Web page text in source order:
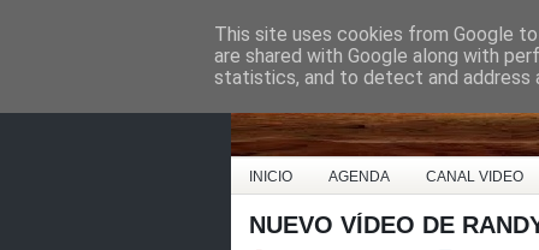
Country Music
INICIO AGENDA CANAL VIDEO
NUEVO VÍDEO DE
This site uses cookies from Google
are shared with Google along with
statistics, and to detect and address